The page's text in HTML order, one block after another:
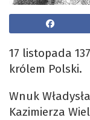
17 listopada
królem Polski.
Wnuk
Kazimierza